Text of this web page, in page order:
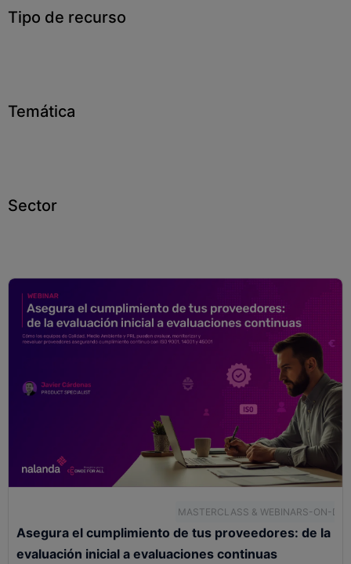
Blog
Tipo de recurso
Temática
Sector
MASTERCLASS & WEBINARS-ON-
Asegura el cumplimiento de tus proveedores: de la
evaluación inicial a evaluaciones continuas